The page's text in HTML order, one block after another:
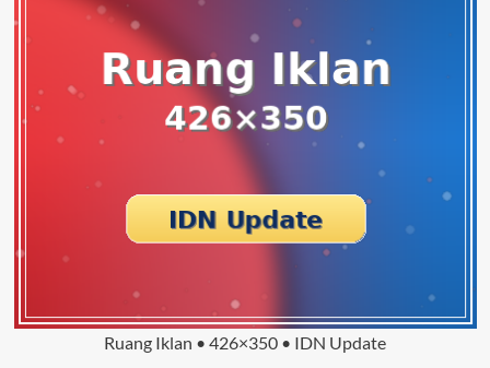
Ruang Iklan • 426×350 • IDN Update